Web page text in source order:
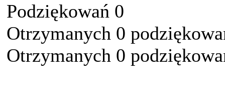
Podziękowań 0
Otrzymanych 0
Otrzymanych 0